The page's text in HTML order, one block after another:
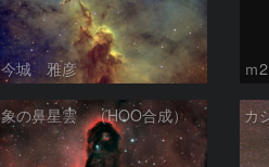
今城 雅彦 ｍ2
象の鼻星雲 （HOO合成）